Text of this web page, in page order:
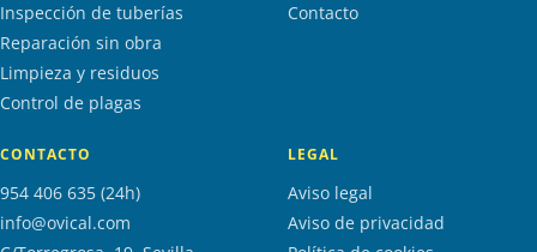
Inspección de tuberías
Reparación sin obra
Limpieza y residuos
Control de plagas
Contacto
CONTACTO
954 406 635 (24h)
info@ovical.com
LEGAL
Aviso legal
Aviso de privacidad